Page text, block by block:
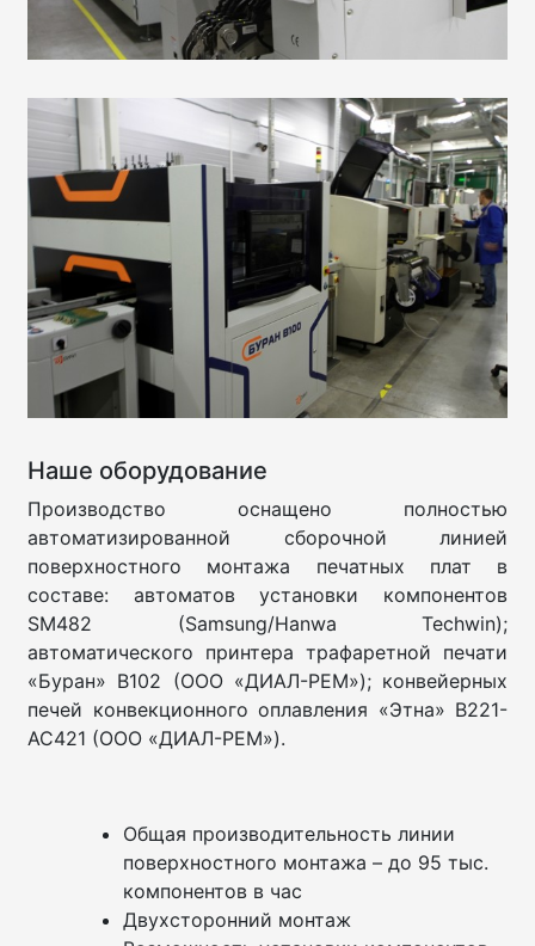
Наше оборудование
Производство оснащено полностью
автоматизированной сборочной линией
поверхностного монтажа печатных плат в
составе: автоматов установки компонентов
SM482 (Samsung/Hanwa Techwin);
автоматического принтера трафаретной печати
«Буран» В102 (ООО «ДИАЛ-РЕМ»); конвейерных
печей конвекционного оплавления «Этна» В221-
АС421 (ООО «ДИАЛ-РЕМ»).
Общая производительность линии
поверхностного монтажа – до 95 тыс.
компонентов в час
Двухсторонний монтаж